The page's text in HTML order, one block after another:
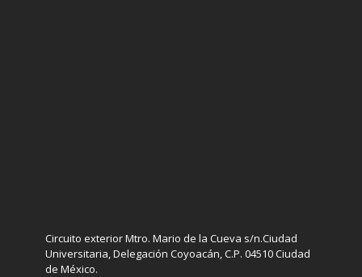
Circuito exterior Mtro. Mario de la Cueva s/n.Ciudad
Universitaria, Delegación Coyoacán, C.P. 04510 Ciudad
de México.